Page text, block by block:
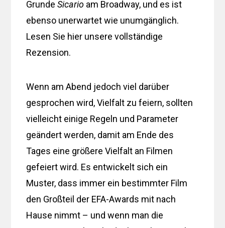
GrundeSicario am Broadway, und es ist
ebenso unerwartet wie unumgänglich.
Lesen Sie hier unsere vollständige
Rezension.
Wenn am Abend jedoch viel darüber
gesprochen wird, Vielfalt zu feiern, sollten
vielleicht einige Regeln und Parameter
geändert werden, damit am Ende des
Tages eine größere Vielfalt an Filmen
gefeiert wird. Es entwickelt sich ein
Muster, dass immer ein bestimmter Film
den Großteil der EFA-Awards mit nach
Hause nimmt – und wenn man die